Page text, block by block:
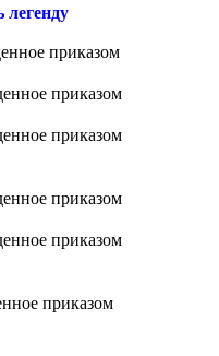
легенду
приказом
приказом
приказом
приказом
приказом
приказом